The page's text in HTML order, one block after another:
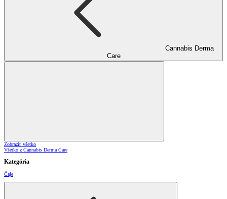
Cannabis Derma
Care
Zobraziť všetko
Všetko z Cannabis Derma Care
Kategória
Čaje